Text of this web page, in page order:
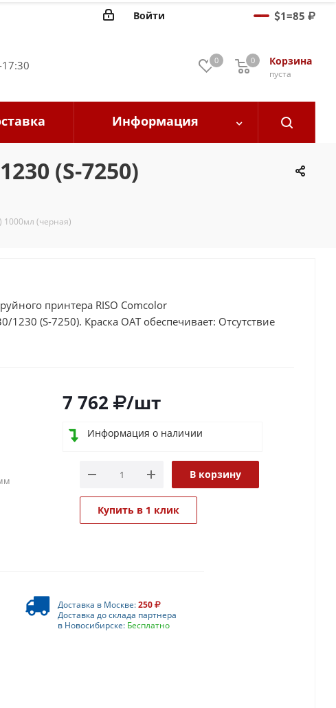
Войти 1=85
0 Корзина
0
пуста
0
Информация
(S-7250)
1000мл (черная)
принтера RISO Comcolor
1230 (S-7250). Краска ОАТ обеспечивает: Отсутствие
7 762 /шт
Информация о наличии
В корзину
Купить в 1 клик
Доставка в Москве:250
Доставка до склада партнера
в Новосибирске: Бесплатно